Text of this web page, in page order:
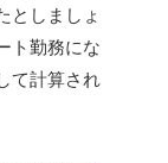
としましょ
ト勤務にな
て計算され